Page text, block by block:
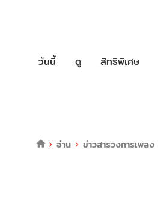
วันนี้ ดู สิทธิพิเศษ
อ่าน ข่าวสารวงการเพลง